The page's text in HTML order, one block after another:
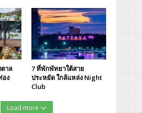
าล
อง
7 ที่พักพัทยาใต้สาย
ประหยัด ใกล้แหล่ง Night
Club
Load more